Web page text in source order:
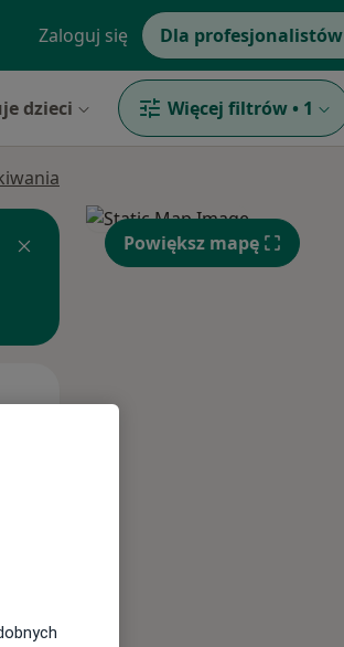
Zaloguj się Dla profesjonalistów
dzieci Więcej filtrów • 1
Powiększ mapę